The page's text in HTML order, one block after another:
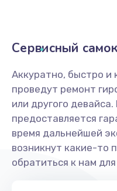
Сервисный
Аккуратно, быстро и
проведут ремонт
или другого
предоставляется
время дальнейшей
возникнут какие-то
обратиться к нам